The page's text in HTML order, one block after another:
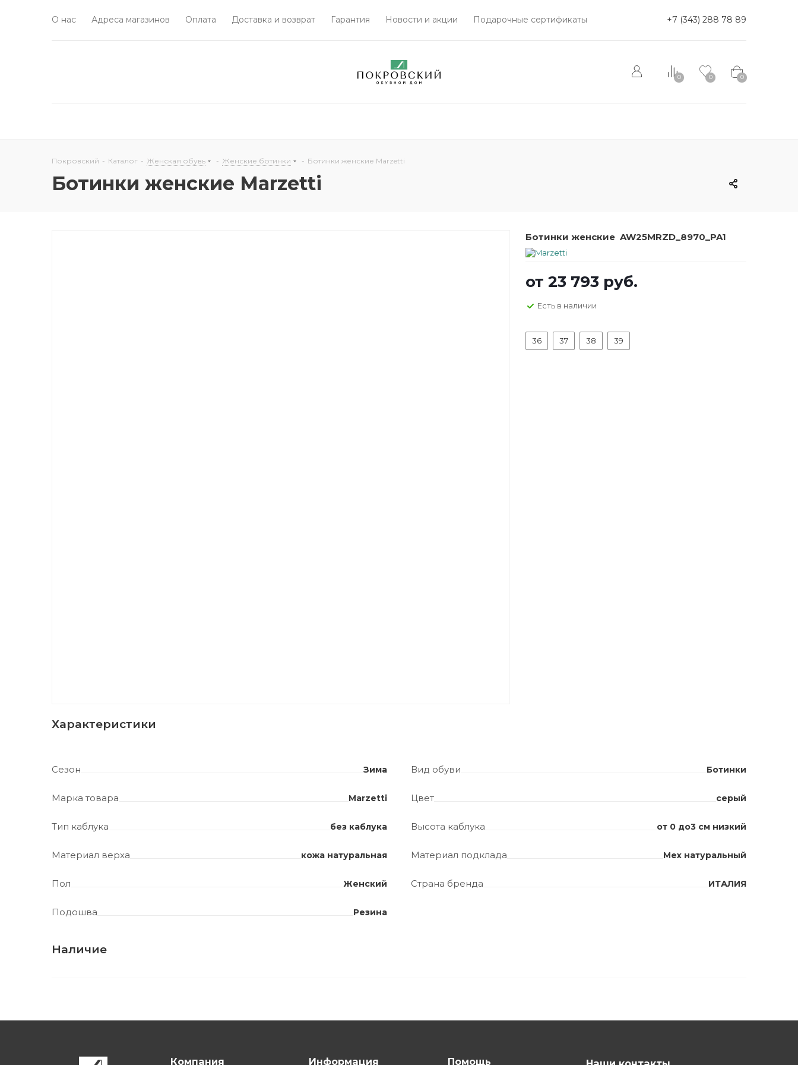
О нас Адреса магазинов Оплата Доставка и возврат Гарантия Новости и акции Подарочные сертификаты +7 (343) 288 78 89
0 0 0
Покровский - Каталог - Женская обувь - Женские ботинки - Ботинки женские Marzetti
Ботинки женские Marzetti
Ботинки женские AW25MRZD_8970_PA1
от23 793 руб.
Есть в наличии
36 37 38 39
Характеристики
Сезон Зима Вид обуви Ботинки
Марка товара Marzetti Цвет серый
Тип каблука без каблука Высота каблука от 0 до3 см низкий
Материал верха кожа натуральная Материал подклада Мех натуральный
Пол Женский Страна бренда ИТАЛИЯ
Подошва Резина
Наличие
Компания Информация Помощь